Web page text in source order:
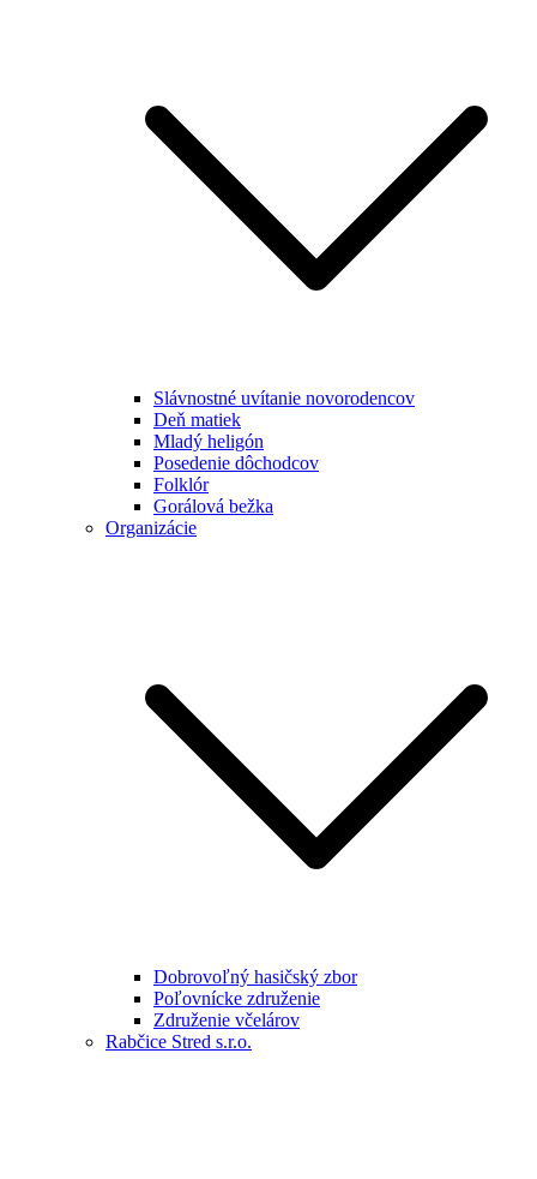
Slávnostné uvítanie novorodencov
Deň matiek
Mladý heligón
Posedenie dôchodcov
Folklór
Gorálová bežka
Organizácie
Dobrovoľný hasičský zbor
Poľovnícke združenie
Združenie včelárov
Rabčice Stred s.r.o.